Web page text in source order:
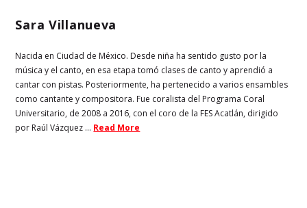
Sara Villanueva
Nacida en Ciudad de México. Desde niña ha sentido gusto por la
música y el canto, en esa etapa tomó clases de canto y aprendió a
cantar con pistas. Posteriormente, ha pertenecido a varios ensambles
como cantante y compositora. Fue coralista del Programa Coral
Universitario, de 2008 a 2016, con el coro de la FES Acatlán, dirigido
por Raúl Vázquez ... Read More